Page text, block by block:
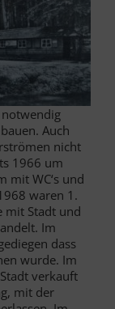
Auch
nicht
1966 um
mit WC‘s und
waren 1.
mit Stadt und
Im
dass
wurde. Im
verkauft
mit der